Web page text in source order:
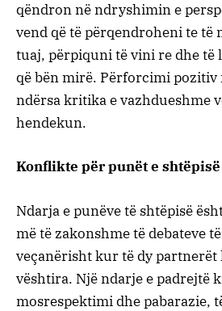
qëndron në ndryshimin e
vend që të përqendroheni te të
tuaj, përpiquni të vini re dhe të
që bën mirë. Përforcimi
ndërsa kritika e vazhdueshme
hendekun.
Konflikte për punët e shtëpisë
Ndarja e punëve të shtëpisë
më të zakonshme të debateve
veçanërisht kur të dy partnerët
vështira. Një ndarje e padrejtë
mosrespektimi dhe pabarazie,